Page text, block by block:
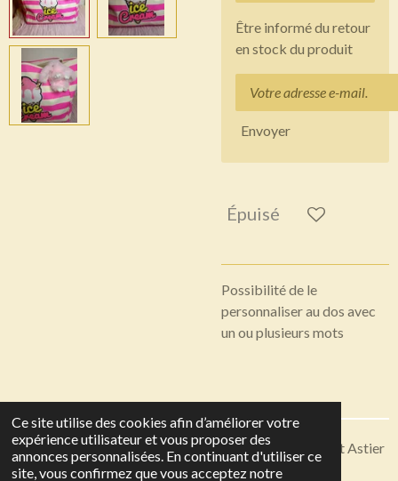
Ce site utilise des cookies afin d’améliorer votre
expérience utilisateur et vous proposer des
annonces personnalisées. En continuant d'utiliser ce
site, vous confirmez que vous acceptez notre
Être informé du retour
en stock du produit
Envoyer
Épuisé
Possibilité de le
personnaliser au dos avec
un ou plusieurs mots
Articles disponibles en livraison ou à récupérer sur Saint Astier
© 2023 - 2026 Toutes en Soie